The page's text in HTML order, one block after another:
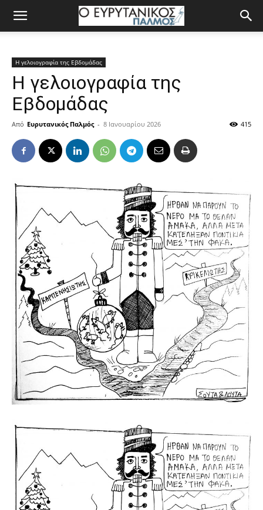
Η γελοιογραφία της Εβδομάδας
Η γελoιογραφία της
Εβδομάδας
Από Ευρυτανικός Παλμός - 8 Ιανουαρίου 2026 415